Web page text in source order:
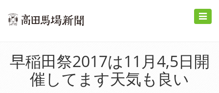
Toggle
早稲田祭2017は11月4,5日開
催してます天気も良い